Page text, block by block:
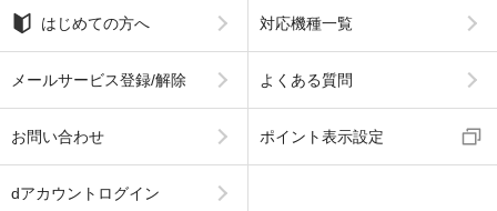
はじめての方へ 対応機種一覧
メールサービス登録/解除 よくある質問
お問い合わせ ポイント表示設定
dアカウントログイン